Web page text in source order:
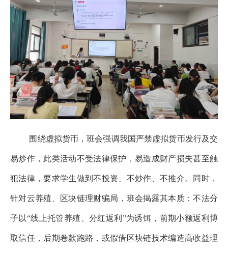
围绕虚拟货币，班会强调我国严禁虚拟货币发行及交
易炒作，此类活动不受法律保护，易造成财产损失甚至触
犯法律，要求学生做到不投资、不炒作、不推介。同时，
针对云养殖、区块链理财骗局，班会揭露其本质：不法分
子以“线上托管养殖、分红返利”为诱饵，前期小额返利博
取信任，后期卷款跑路，或假借区块链技术编造高收益理